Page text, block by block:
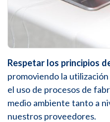
Respetar los principios
promoviendo la
el uso de procesos de
medio ambiente tanto a
nuestros proveedores.